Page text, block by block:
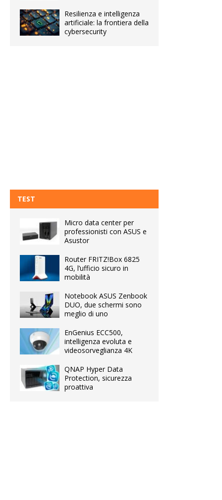
Resilienza e intelligenza
artificiale: la frontiera della
cybersecurity
TEST
Micro data center per
professionisti con ASUS e
Asustor
Router FRITZ!Box 6825
4G, l’ufficio sicuro in
mobilità
Notebook ASUS Zenbook
DUO, due schermi sono
meglio di uno
EnGenius ECC500,
intelligenza evoluta e
videosorveglianza 4K
QNAP Hyper Data
Protection, sicurezza
proattiva